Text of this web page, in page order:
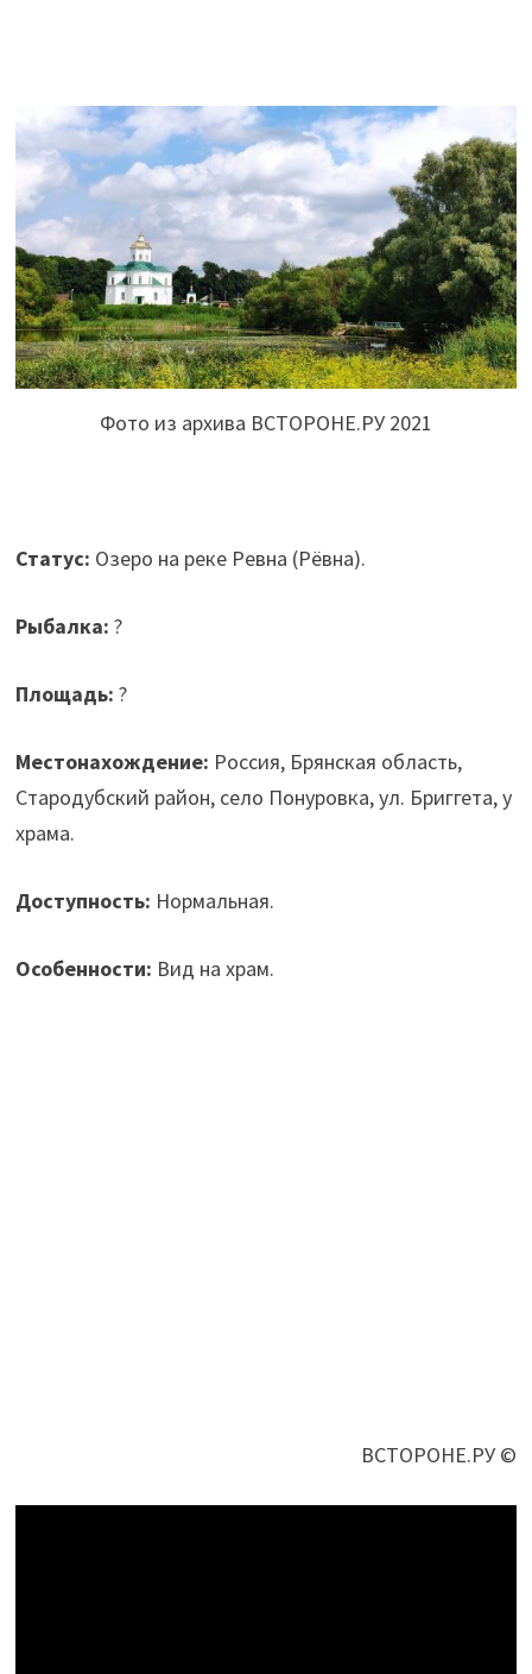
Фото из архива ВСТОРОНЕ.РУ 2021
Статус: Озеро на реке Ревна (Рёвна).
Рыбалка: ?
Площадь: ?
Местонахождение: Россия, Брянская область,
Стародубский район, село Понуровка, ул. Бриггета, у
храма.
Доступность: Нормальная.
Особенности: Вид на храм.
ВСТОРОНЕ.РУ ©